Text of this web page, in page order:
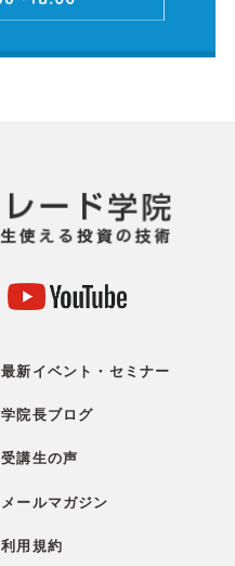
最新イベント・セミナー
学院長ブログ
受講生の声
メールマガジン
利用規約